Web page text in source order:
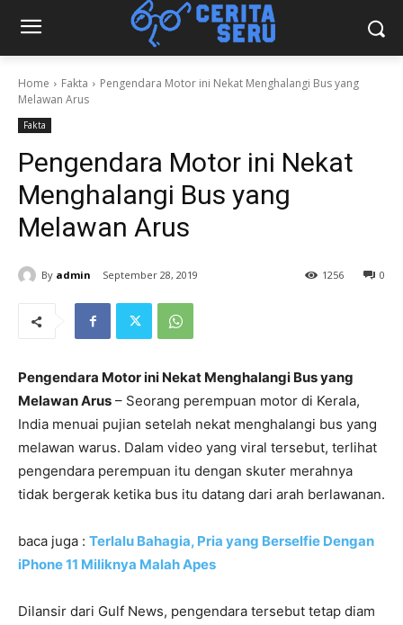
Home Fakta
Pengendara Motor ini Nekat Menghalangi Bus yang
Melawan Arus
Fakta
Pengendara Motor ini Nekat
Menghalangi Bus yang
Melawan Arus
By admin September 28, 2019 0
1256
Pengendara Motor ini Nekat Menghalangi Bus yang
Melawan Arus – Seorang perempuan motor di Kerala,
India menuai pujian setelah nekat menghalangi bus yang
melawan warus. Dalam video yang viral tersebut, terlihat
pengendara perempuan itu dengan skuter merahnya
tidak bergerak ketika bus itu datang dari arah berlawanan.
baca juga : Terlalu Bahagia, Pria yang Berselfie Dengan
iPhone 11 Miliknya Malah Apes
Dilansir dari Gulf News, pengendara tersebut tetap diam